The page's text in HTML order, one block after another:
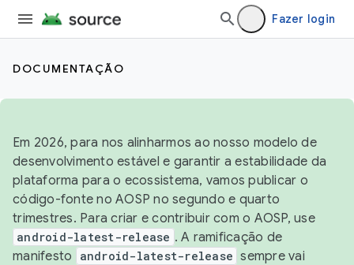
Fazer login
DOCUMENTAÇÃO
Em 2026, para nos alinharmos ao nosso modelo de
desenvolvimento estável e garantir a estabilidade da
plataforma para o ecossistema, vamos publicar o
código-fonte no AOSP no segundo e quarto
trimestres. Para criar e contribuir com o AOSP, use
android-latest-release . A ramificação de
manifesto
android-latest-release sempre vai